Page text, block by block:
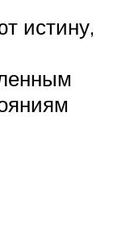
истину,